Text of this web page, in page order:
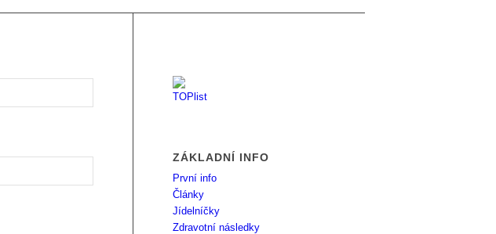
ZÁKLADNÍ INFO
První info
Články
Jídelníčky
Zdravotní následky